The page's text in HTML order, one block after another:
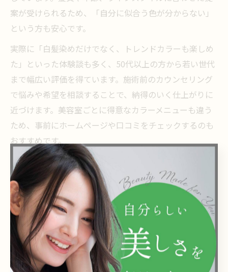
案が受けられるため、「自分に似合う色が分からない」
という方も安心です。
実際に「白髪染めだけでなく、トレンドカラーも楽しめ
た」といった体験談も多く、50代以上の方から若い世代
まで幅広い評価を得ています。施術前のカウンセリング
で悩みや希望を相談することで、納得のいく仕上がりに
近づけます。美容室ごとに得意なカラーメニューも違う
ため、事前にホームページや口コミをチェックするのも
おすすめです。
頭皮ケア重視の美容室で叶える美しい仕上がり
美しい仕上がりを長く楽しむためには、髪だけでなく頭
皮ケアも重視することが大切です。西葛西の美容室で
は、カラー施術後に頭皮用トリートメントや保湿ケアを
取り入れることで、頭皮の健康をサポートしています。
これにより、かゆみや乾燥を抑えつつ、カラーの発色や
色持ちも向上します。